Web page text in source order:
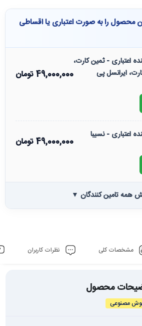
محصول را به صورت اعتباری یا اقساطی
اعتباری - ثمین کارت،
ایرانسل پی
49,000,000تومان
اعتباری - نسیبا
49,000,000تومان
همه تامین کنندگان ▼
مشخصات کلی نظرات کاربران
محصول
مصنوعی